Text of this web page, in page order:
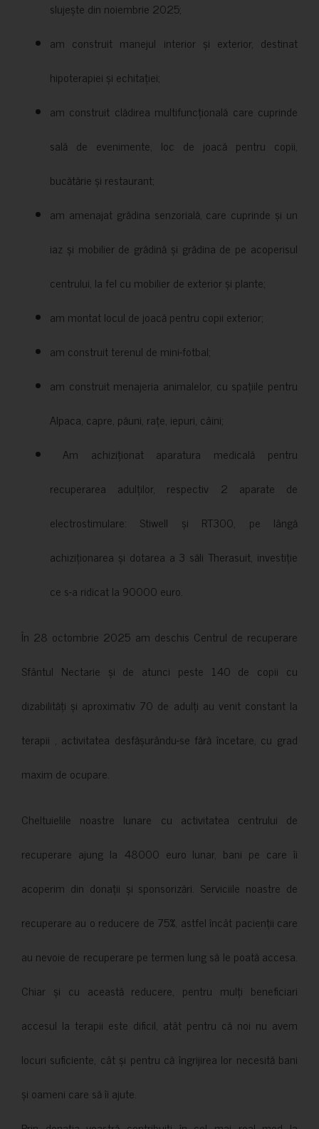
slujește din noiembrie 2025;
am construit manejul interior și exterior, destinat
hipoterapiei și echitației;
am construit clădirea multifuncțională care cuprinde
sală de evenimente, loc de joacă pentru copii,
bucătărie și restaurant;
am amenajat grădina senzorială, care cuprinde și un
iaz și mobilier de grădină și grădina de pe acoperisul
centrului, la fel cu mobilier de exterior și plante;
am montat locul de joacă pentru copii exterior;
am construit terenul de mini-fotbal;
am construit menajeria animalelor, cu spațiile pentru
Alpaca, capre, păuni, rațe, iepuri, câini;
Am achiziționat aparatura medicală pentru
recuperarea adulților, respectiv 2 aparate de
electrostimulare: Stiwell și RT300, pe lângă
achiziționarea și dotarea a 3 săli Therasuit, investiție
ce s-a ridicat la 90000 euro.
În 28 octombrie 2025 am deschis Centrul de recuperare
Sfântul Nectarie și de atunci peste 140 de copii cu
dizabilități și aproximativ 70 de adulți au venit constant la
terapii , activitatea desfășurându-se fără încetare, cu grad
maxim de ocupare.
Cheltuielile noastre lunare cu activitatea centrului de
recuperare ajung la 48000 euro lunar, bani pe care îi
acoperim din donații și sponsorizări. Serviciile noastre de
recuperare au o reducere de 75%, astfel încât pacienții care
au nevoie de recuperare pe termen lung să le poată accesa.
Chiar și cu această reducere, pentru mulți beneficiari
accesul la terapii este dificil, atât pentru că noi nu avem
locuri suficiente, cât și pentru că îngrijirea lor necesită bani
și oameni care să îi ajute.